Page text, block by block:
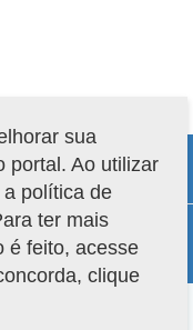
Todos os direitos reservados.
sua
portal. Ao utilizar
política de
ter mais
é feito, acesse
clique